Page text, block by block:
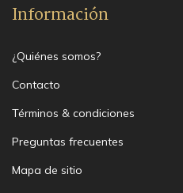
Información
¿Quiénes somos?
Contacto
Términos & condiciones
Preguntas frecuentes
Mapa de sitio